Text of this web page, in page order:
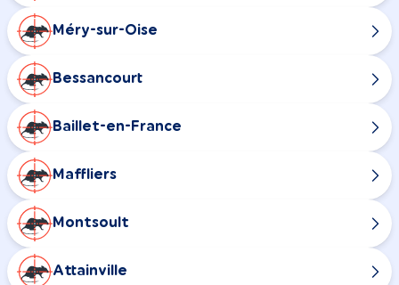
Méry-sur-Oise
Bessancourt
Baillet-en-France
Maffliers
Montsoult
Attainville